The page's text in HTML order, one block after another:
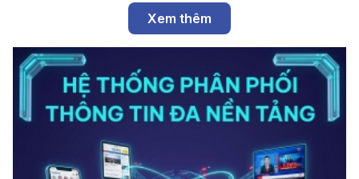
Xem thêm